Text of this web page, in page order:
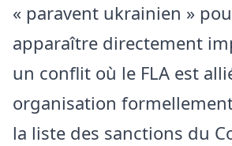
« paravent ukrainien »
apparaître directement
un conflit où le FLA est
organisation
la liste des sanctions du